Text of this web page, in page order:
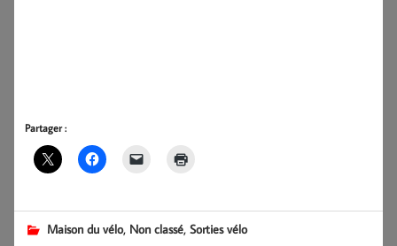
Partager :
Maison du vélo, Non classé,Sorties vélo